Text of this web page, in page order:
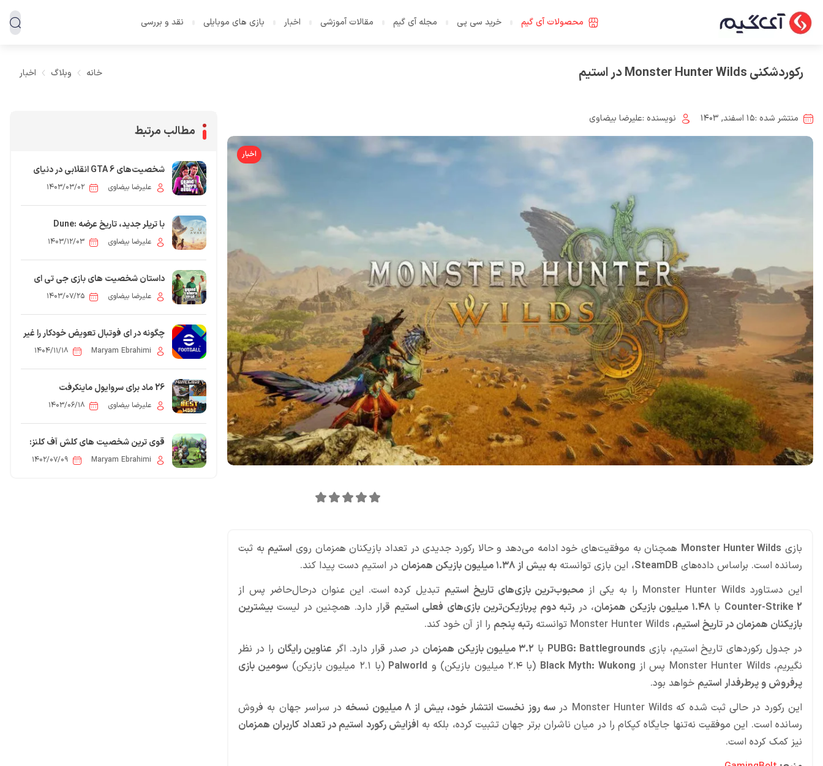
محصولات آی گیم خرید سی پی مجله آی گیم مقالات آموزشی اخبار بازی های موبایلی نقد و بررسی
رکوردشکنی Monster Hunter Wilds در استیم خانه وبلاگ اخبار
منتشر شده :۱۵ اسفند, ۱۴۰۳ نویسنده :علیرضا بیضاوی
اخبار
بازی Monster Hunter Wilds همچنان به موفقیت‌های خود ادامه می‌دهد و حالا رکورد جدیدی در تعداد بازیکنان همزمان روی استیم به ثبت
رسانده است. براساس داده‌های SteamDB، این بازی توانسته به بیش از ۱.۳۸ میلیون بازیکن همزمان
در استیم دست پیدا کند.
این دستاورد Monster Hunter Wilds را به یکی از
محبوب‌ترین بازی‌های تاریخ استیم تبدیل کرده است. این عنوان درحال‌حاضر پس از
Counter-Strike 2 با۱.۴۸ میلیون بازیکن همزمان ، در رتبه دوم پربازیکن‌ترین بازی‌های فعلی استیم قرار دارد. همچنین در لیست بیشترین
بازیکنان همزمان در تاریخ استیم، Monster Hunter Wilds توانسته رتبه پنجم را از آن خود کند.
در جدول رکوردهای تاریخ استیم، بازی PUBG: Battlegrounds با ۳.۲ میلیون بازیکن همزمان در صدر قرار دارد. اگر عناوین رایگان را در نظر
نگیریم، Monster Hunter Wilds پس از
Black Myth: Wukong (با ۲.۴ میلیون بازیکن) و Palworld (با ۲.۱ میلیون بازیکن)
سومین بازی
پرفروش و پرطرفدار استیم خواهد بود.
این رکورد در حالی ثبت شده که Monster Hunter Wilds در
سه روز نخست انتشار خود، بیش از ۸ میلیون نسخه
در سراسر جهان به فروش
رسانده است. این موفقیت نه‌تنها جایگاه کپکام را در میان ناشران برتر جهان تثبیت کرده، بلکه به افزایش رکورد استیم در تعداد کاربران همزمان
نیز کمک کرده است.
مطالب مرتبط
شخصیت‌های GTA 6 انقلابی در دنیای
بازی‌های ویدیویی
علیرضا بیضاوی ۱۴۰۳/۰۳/۰۲
با تریلر جدید، تاریخ عرضه Dune:
Awakening برای PC تأیید شد!
علیرضا بیضاوی ۱۴۰۳/۱۲/۰۳
داستان شخصیت های بازی جی تی ای
سن آندریاس
علیرضا بیضاوی ۱۴۰۳/۰۷/۲۵
چگونه در ای فوتبال تعویض خودکار را غیر
فعال کنیم؟
Maryam Ebrahimi ۱۴۰۴/۱۱/۱۸
26 ماد برای سروایول ماینکرفت
علیرضا بیضاوی ۱۴۰۳/۰۶/۱۸
قوی ترین شخصیت های کلش آف کلنز:
نتایج نظرسنجی گیمرها
Maryam Ebrahimi ۱۴۰۲/۰۷/۰۹